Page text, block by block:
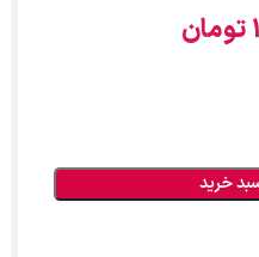
تومان
خرید